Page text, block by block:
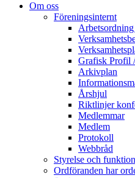
Om oss
Föreningsinternt
Grafisk Profil
Arkivplan
Årshjul
Riktlinjer
Medlemmar
Medlem
Protokoll
Webbråd
Styrelse och
Ordföranden har